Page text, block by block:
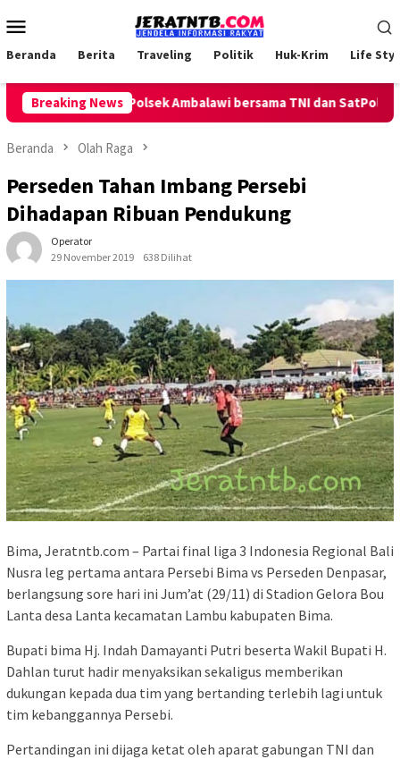
ke
Mobile
Beranda Berita Traveling Politik Huk-Krim Life
Breaking News
Keliling, Polsek Ambalawi bersama TNI dan SatPolPP Sita
Beranda Olah Raga
Perseden Tahan Imbang Persebi
Dihadapan Ribuan Pendukung
Operator
29 November 2019
638 Dilihat
Bima, Jeratntb.com – Partai final liga 3 Indonesia Regional Bali
Nusra leg pertama antara Persebi Bima vs Perseden Denpasar,
berlangsung sore hari ini Jum’at (29/11) di Stadion Gelora Bou
Lanta desa Lanta kecamatan Lambu kabupaten Bima.
Bupati bima Hj. Indah Damayanti Putri beserta Wakil Bupati H.
Dahlan turut hadir menyaksikan sekaligus memberikan
dukungan kepada dua tim yang bertanding terlebih lagi untuk
tim kebanggannya Persebi.
Pertandingan ini dijaga ketat oleh aparat gabungan TNI dan